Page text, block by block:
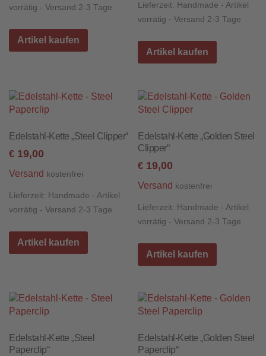
vorrätig - Versand 2-3 Tage
Artikel kaufen
Lieferzeit: Handmade - Artikel
vorrätig - Versand 2-3 Tage
Artikel kaufen
Edelstahl-Kette „Steel Clipper“
€ 19,00
Versand kostenfrei
Lieferzeit: Handmade - Artikel
vorrätig - Versand 2-3 Tage
Artikel kaufen
Edelstahl-Kette „Golden Steel
Clipper“
€ 19,00
Versand kostenfrei
Lieferzeit: Handmade - Artikel
vorrätig - Versand 2-3 Tage
Artikel kaufen
Edelstahl-Kette „Steel
Paperclip“
Edelstahl-Kette „Golden Steel
Paperclip“